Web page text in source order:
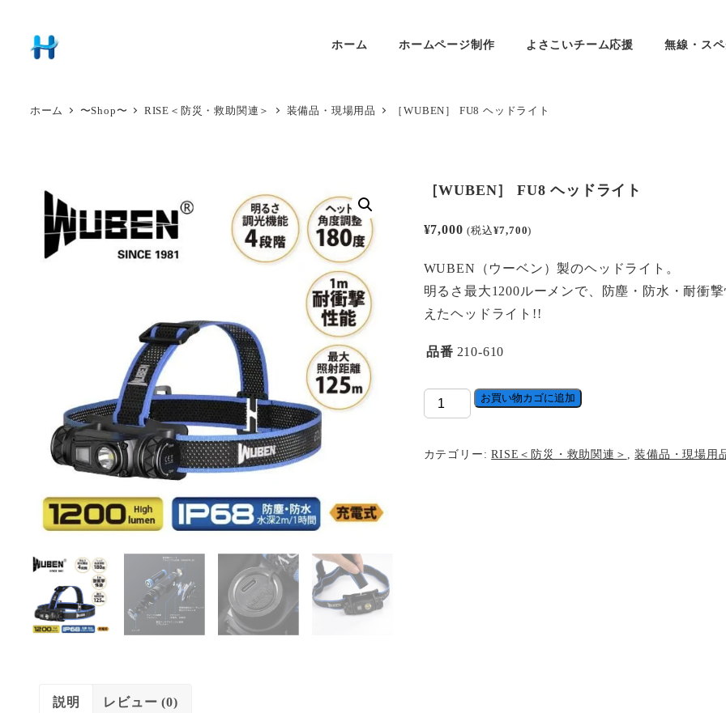
ホーム ホームページ制作 よさこいチーム応援 無線・ス
ホーム 〜Shop〜 RISE＜防災・救助関連＞ 装備品・現場用品 ［WUBEN］ FU8 ヘッドライト
［WUBEN］ FU8 ヘッドライト
¥7,000 (税込¥7,700)
WUBEN（ウーベン）製のヘッドライト。
明るさ最大1200ルーメンで、防塵・防水・耐衝
えたヘッドライト!!
品番 210-610
［WUBEN］
FU8
お買い物カゴに追加
カテゴリー:RISE＜防災・救助関連＞ ,装備品・現場用
説明 レビュー (0)